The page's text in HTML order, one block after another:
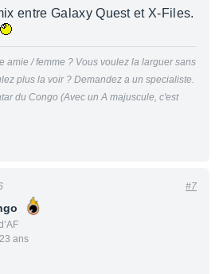
entre Galaxy Quest et X-Files.
amie / femme ? Vous voulez la larguer sans
plus la voir ? Demandez a un specialiste.
du Congo (Avec un A majuscule, c'est
ans
#7